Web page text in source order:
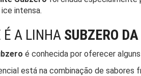
intensa.
É A LINHA SUBZERO
é conhecida por oferecer
está na combinação de sabores